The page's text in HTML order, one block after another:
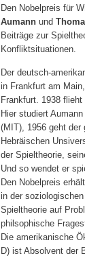
Den Nobelpreis für
Aumannund
Beiträge zur
Konfliktsituationen.
Der deutsch-
in Frankfurt am
Frankfurt. 1938
Hier studiert
(MIT), 1956 geht der
Hebräischen
der Spieltheorie,
Und so wendet er
Den Nobelpreis
in der
Spieltheorie auf
philsophische
Die amerikanische
D) ist Absolvent der